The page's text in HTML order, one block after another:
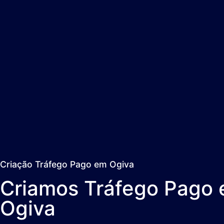
Criação Tráfego Pago em Ogiva
Criamos Tráfego Pago
Ogiva